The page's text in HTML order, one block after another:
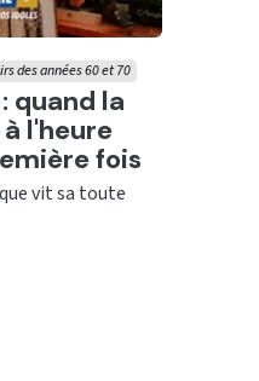
quand la
l'heure
fois
des années 60 et 70
vit sa toute